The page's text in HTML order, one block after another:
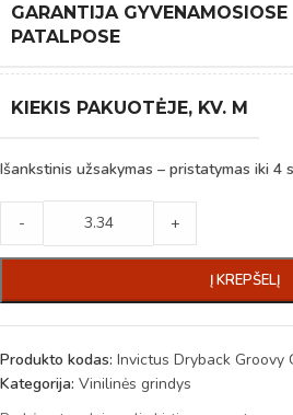
GARANTIJA GYVENAMOSIOSE
PATALPOSE
KIEKIS PAKUOTĖJE, KV. M
Išankstinis užsakymas – pristatymas iki 4
- +
Į KREPŠELĮ
Produkto kodas: Invictus Dryback Groovy
Kategorija: Vinilinės grindys